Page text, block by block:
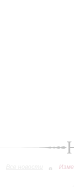
Все новости